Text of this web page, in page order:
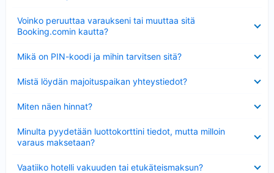
Voinko peruuttaa varaukseni tai muuttaa sitä
Booking.comin kautta?
Mikä on PIN-koodi ja mihin tarvitsen sitä?
Mistä löydän majoituspaikan yhteystiedot?
Miten näen hinnat?
Minulta pyydetään luottokorttini tiedot, mutta milloin
varaus maksetaan?
Vaatiiko hotelli vakuuden tai etukäteismaksun?